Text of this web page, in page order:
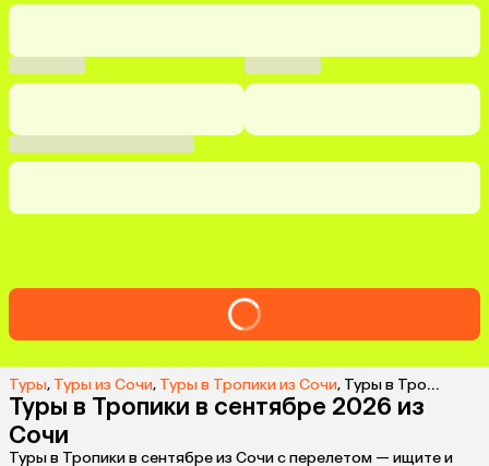
Туры, Туры из Сочи, Туры в Тропики из Сочи, Туры в Тропики в сентябре 2026 из Сочи
Туры в Тропики в сентябре 2026 из
Сочи
Туры в Тропики в сентябре из Сочи с перелетом — ищите и